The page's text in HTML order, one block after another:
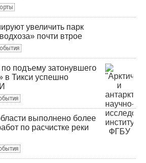
увеличить парк
почти втрое
подъему затонувшего
в Тикси успешно
выполнено более
по расчистке реки